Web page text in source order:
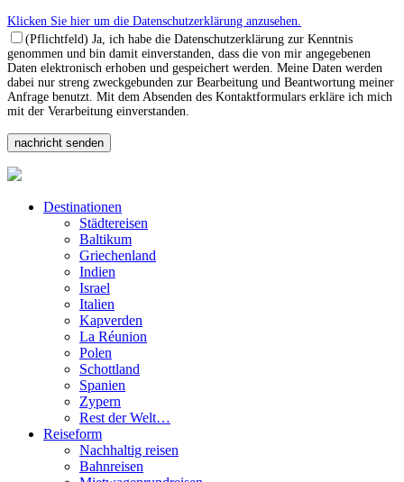
Klicken Sie hier um die Datenschutzerklärung anzusehen.
(Pflichtfeld) Ja, ich habe die Datenschutzerklärung zur Kenntnis
genommen und bin damit einverstanden, dass die von mir angegebenen
Daten elektronisch erhoben und gespeichert werden. Meine Daten werden
dabei nur streng zweckgebunden zur Bearbeitung und Beantwortung meiner
Anfrage benutzt. Mit dem Absenden des Kontaktformulars erkläre ich mich
mit der Verarbeitung einverstanden.
Destinationen
Städtereisen
Baltikum
Griechenland
Indien
Israel
Italien
Kapverden
La Réunion
Polen
Schottland
Spanien
Zypern
Rest der Welt…
Reiseform
Nachhaltig reisen
Bahnreisen